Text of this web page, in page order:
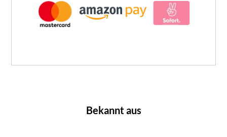
Bekannt aus